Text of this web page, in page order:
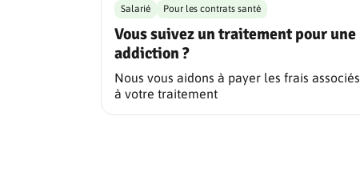
Vous suivez un traitement pour une
addiction ?
Salarié Pour les contrats santé
Nous vous aidons à payer les frais associés
à votre traitement